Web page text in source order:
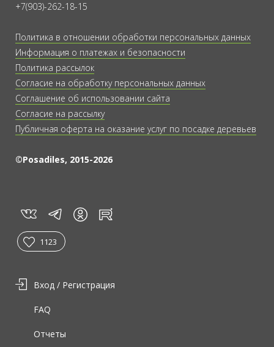
+7(903)-262-18-15
Политика в отношении обработки персональных данных
Информация о платежах и безопасности
Политика рассылок
Согласие на обработку персональных данных
Соглашение об использовании сайта
Согласие на рассылку
Публичная оферта на оказание услуг по посадке деревьев
©Posadiles, 2015-2026
vk tg in rt
1123
Вход / Регистрация
Отчеты
FAQ